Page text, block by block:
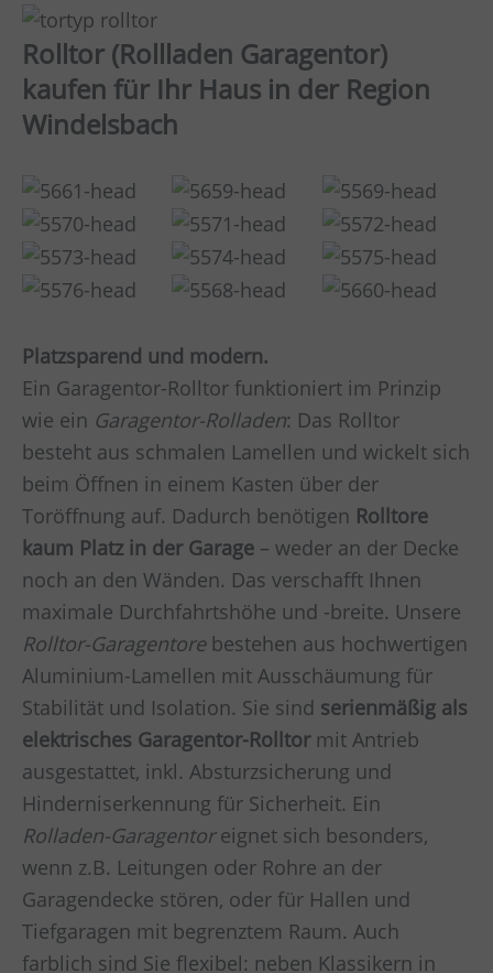
Rolltor (Rollladen Garagentor)
kaufen für Ihr Haus in der Region
Windelsbach
Platzsparend und modern.
Ein Garagentor-Rolltor funktioniert im Prinzip
wie ein Garagentor-Rolladen: Das Rolltor
besteht aus schmalen Lamellen und wickelt sich
beim Öffnen in einem Kasten über der
Toröffnung auf. Dadurch benötigen Rolltore
kaum Platz in der Garage – weder an der Decke
noch an den Wänden. Das verschafft Ihnen
maximale Durchfahrtshöhe und -breite. Unsere
Rolltor-Garagentorebestehen aus hochwertigen
Aluminium-Lamellen mit Ausschäumung für
Stabilität und Isolation. Sie sind serienmäßig als
elektrisches Garagentor-Rolltormit Antrieb
ausgestattet, inkl. Absturzsicherung und
Hinderniserkennung für Sicherheit. Ein
Rolladen-Garagentoreignet sich besonders,
wenn z.B. Leitungen oder Rohre an der
Garagendecke stören, oder für Hallen und
Tiefgaragen mit begrenztem Raum. Auch
farblich sind Sie flexibel: neben Klassikern in